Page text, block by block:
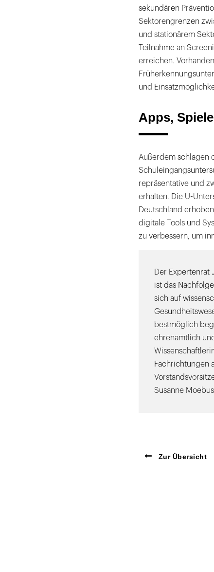
sekundären
Sektorengrenzen
und stationärem
Teilnahme an
erreichen.
und
Apps,
Außerdem schlagen
repräsentative und
erhalten. Die U-
Deutschland
digitale Tools und
zu verbessern, um
Der Expertenrat
ist das
sich auf
bestmöglich
ehrenamtlich
Fachrichtungen
Susanne
Zur Übersicht